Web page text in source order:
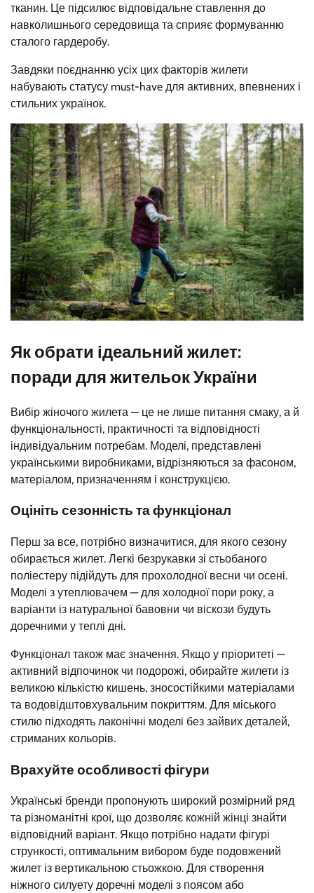
тканин. Це підсилює відповідальне ставлення до
навколишнього середовища та сприяє формуванню
сталого гардеробу.
Завдяки поєднанню усіх цих факторів жилети
набувають статусу must-have для активних, впевнених і
стильних українок.
Як обрати ідеальний жилет:
поради для жительок України
Вибір жіночого жилета — це не лише питання смаку, а й
функціональності, практичності та відповідності
індивідуальним потребам. Моделі, представлені
українськими виробниками, відрізняються за фасоном,
матеріалом, призначенням і конструкцією.
Оцініть сезонність та функціонал
Перш за все, потрібно визначитися, для якого сезону
обирається жилет. Легкі безрукавки зі стьобаного
поліестеру підійдуть для прохолодної весни чи осені.
Моделі з утеплювачем — для холодної пори року, а
варіанти із натуральної бавовни чи віскози будуть
доречними у теплі дні.
Функціонал також має значення. Якщо у пріоритеті —
активний відпочинок чи подорожі, обирайте жилети із
великою кількістю кишень, зносостійкими матеріалами
та водовідштовхувальним покриттям. Для міського
стилю підходять лаконічні моделі без зайвих деталей,
стриманих кольорів.
Врахуйте особливості фігури
Українські бренди пропонують широкий розмірний ряд
та різноманітні крої, що дозволяє кожній жінці знайти
відповідний варіант. Якщо потрібно надати фігурі
стрункості, оптимальним вибором буде подовжений
жилет із вертикальною стьожкою. Для створення
ніжного силуету доречні моделі з поясом або